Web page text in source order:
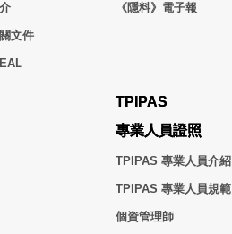
文件
《隱料》電子報
TPIPAS
專業人員證照
TPIPAS 專業人員介紹
TPIPAS 專業人員規範
個資管理師